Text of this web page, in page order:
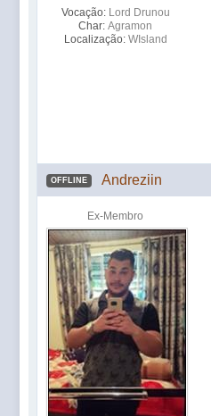
Vocação: Lord Drunou
Char: Agramon
Localização: WIsland
OFFLINE Andreziin
Ex-Membro